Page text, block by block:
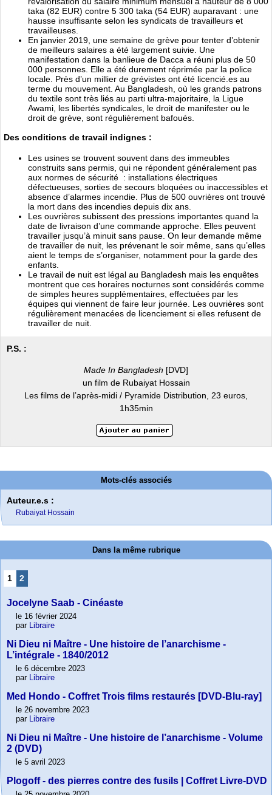
taka (82 EUR) contre 5 300 taka (54 EUR) auparavant : une
hausse insuffisante selon les syndicats de travailleurs et
travailleuses.
En janvier 2019, une semaine de grève pour tenter d’obtenir
de meilleurs salaires a été largement suivie. Une
manifestation dans la banlieue de Dacca a réuni plus de 50
000 personnes. Elle a été durement réprimée par la police
locale. Près d’un millier de grévistes ont été licencié.es au
terme du mouvement. Au Bangladesh, où les grands patrons
du textile sont très liés au parti ultra-majoritaire, la Ligue
Awami, les libertés syndicales, le droit de manifester ou le
droit de grève, sont régulièrement bafoués.
Des conditions de travail indignes :
Les usines se trouvent souvent dans des immeubles
construits sans permis, qui ne répondent généralement pas
aux normes de sécurité : installations électriques
défectueuses, sorties de secours bloquées ou inaccessibles et
absence d’alarmes incendie. Plus de 500 ouvrières ont trouvé
la mort dans des incendies depuis dix ans.
Les ouvrières subissent des pressions importantes quand la
date de livraison d’une commande approche. Elles peuvent
travailler jusqu’à minuit sans pause. On leur demande même
de travailler de nuit, les prévenant le soir même, sans qu’elles
aient le temps de s’organiser, notamment pour la garde des
enfants.
Le travail de nuit est légal au Bangladesh mais les enquêtes
montrent que ces horaires nocturnes sont considérés comme
de simples heures supplémentaires, effectuées par les
équipes qui viennent de faire leur journée. Les ouvrières sont
régulièrement menacées de licenciement si elles refusent de
travailler de nuit.
P.S. :
Made In Bangladesh [DVD]
un film de Rubaiyat Hossain
Les films de l’après-midi / Pyramide Distribution, 23 euros,
1h35min
Mots-clés associés
Auteur.e.s :
Rubaiyat Hossain
Dans la même rubrique
1 2
Jocelyne Saab - Cinéaste
le 16 février 2024
par
Libraire
Ni Dieu ni Maître - Une histoire de l’anarchisme -
L’intégrale - 1840/2012
le 6 décembre 2023
par
Libraire
Med Hondo - Coffret Trois films restaurés [DVD-Blu-ray]
le 26 novembre 2023
par
Libraire
Ni Dieu ni Maître - Une histoire de l’anarchisme - Volume
2 (DVD)
le 5 avril 2023
Plogoff - des pierres contre des fusils | Coffret Livre-DVD